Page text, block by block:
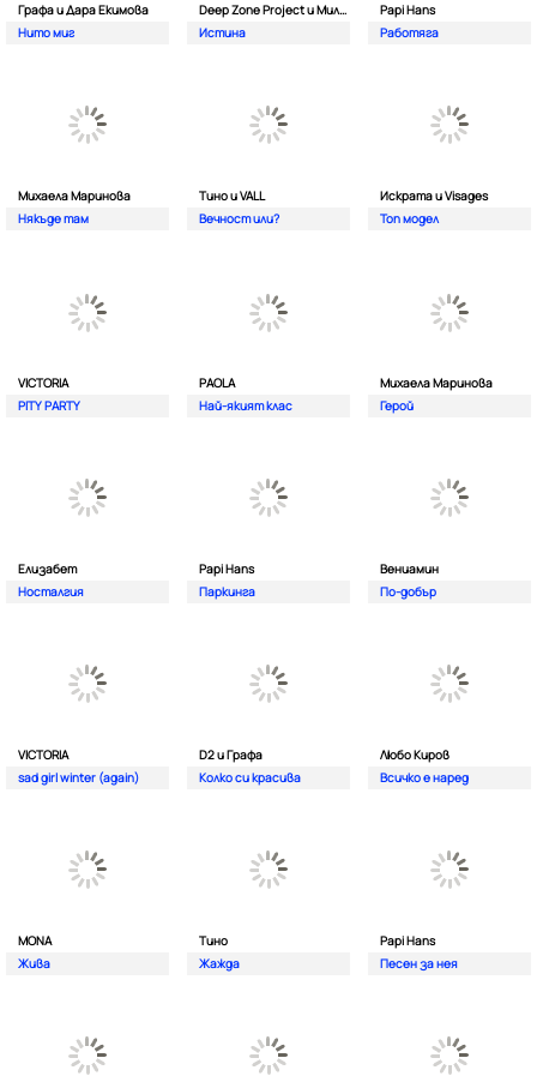
Графа и Дара Екимова
Нито миг
Deep Zone Project и Милена
Истина
Papi Hans
Работяга
Михаела Маринова
Някъде там
Тино и VALL
Вечност или?
Искрата и Visages
Топ модел
VICTORIA
PITY PARTY
PAOLA
Най-якият клас
Михаела Маринова
Герой
Елизабет
Носталгия
Papi Hans
Паркинга
Вениамин
По-добър
VICTORIA
sad girl winter (again)
D2 и Графа
Колко си красива
Любо Киров
Всичко е наред
MONA
Жива
Тино
Жажда
Papi Hans
Песен за нея